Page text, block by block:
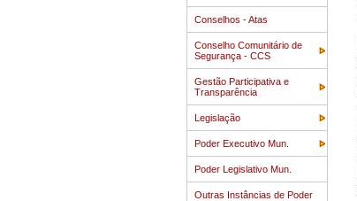
Conselhos - Atas
Conselho Comunitário de
Segurança - CCS
Gestão Participativa e
Transparência
Legislação
Poder Executivo Mun.
Poder Legislativo Mun.
Outras Instâncias de Poder